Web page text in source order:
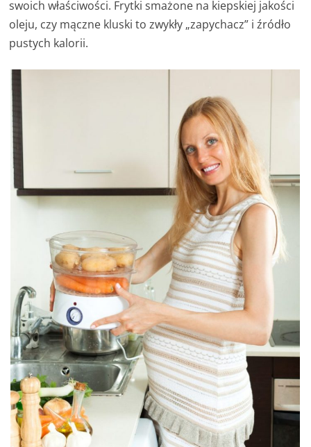
swoich właściwości. Frytki smażone na kiepskiej jakości
oleju, czy mączne kluski to zwykły „zapychacz” i źródło
pustych kalorii.